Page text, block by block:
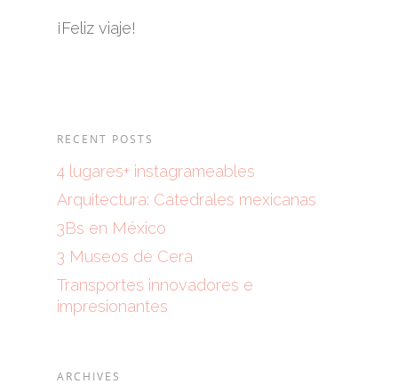
¡Feliz viaje!
RECENT POSTS
4 lugares+ instagrameables
Arquitectura: Catedrales mexicanas
3Bs en México
3 Museos de Cera
Transportes innovadores e
impresionantes
ARCHIVES